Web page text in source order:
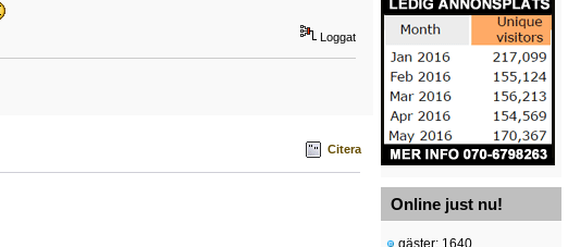
Loggat
Citera
Online just nu!